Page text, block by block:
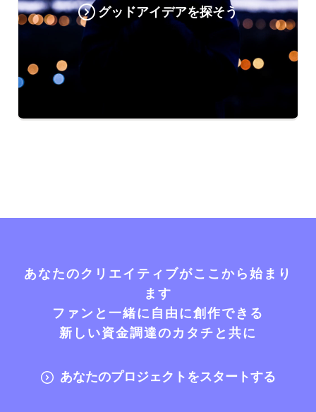
グッドアイデアを探そう
あなたのクリエイティブがここから始まり
ます
ファンと一緒に自由に創作できる
新しい資金調達のカタチと共に
あなたのプロジェクトをスタートする